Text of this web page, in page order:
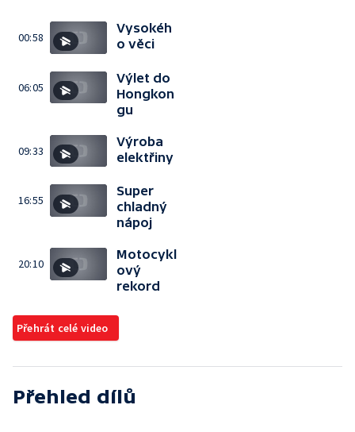
00:58
Vysokéh
o věci
06:05
Výlet do
Hongkon
gu
09:33
Výroba
elektřiny
16:55
Super
chladný
nápoj
20:10
Motocykl
ový
rekord
Přehrát celé video
Přehled dílů